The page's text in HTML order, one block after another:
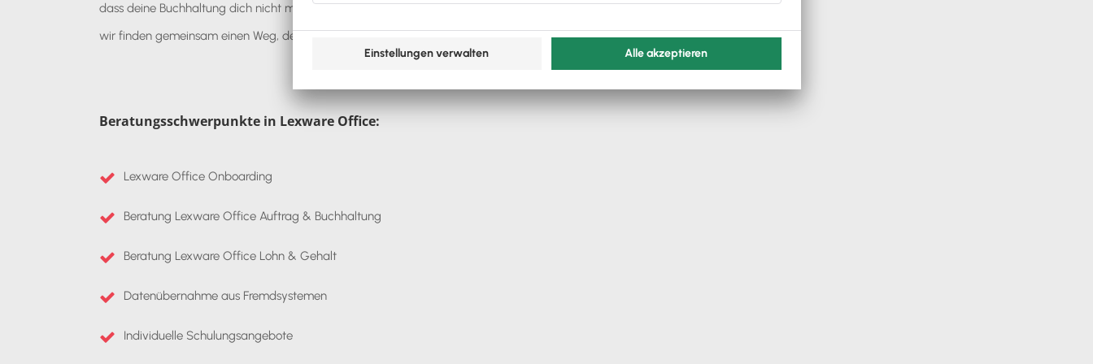
dass deine Buchhaltung dich nicht mehr ausbremst –
wir finden gemeinsam einen Weg, der zu dir passt.
Beratungsschwerpunkte in Lexware Office:
Lexware Office Onboarding
Beratung Lexware Office Auftrag & Buchhaltung
Beratung Lexware Office Lohn & Gehalt
Datenübernahme aus Fremdsystemen
Individuelle Schulungsangebote